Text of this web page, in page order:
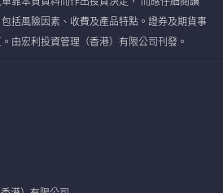
括風險因素、收費及產品特點。證券及期貨事
由宏利投資管理（香港）有限公司刊發。